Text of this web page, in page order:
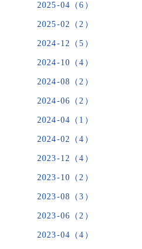
2025-04（6）
2025-02（2）
2024-12（5）
2024-10（4）
2024-08（2）
2024-06（2）
2024-04（1）
2024-02（4）
2023-12（4）
2023-10（2）
2023-08（3）
2023-06（2）
2023-04（4）